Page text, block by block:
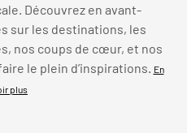
Découvrez en avant-
sur les destinations, les
nos coups de cœur, et nos
le plein d’inspirations.
En
plus